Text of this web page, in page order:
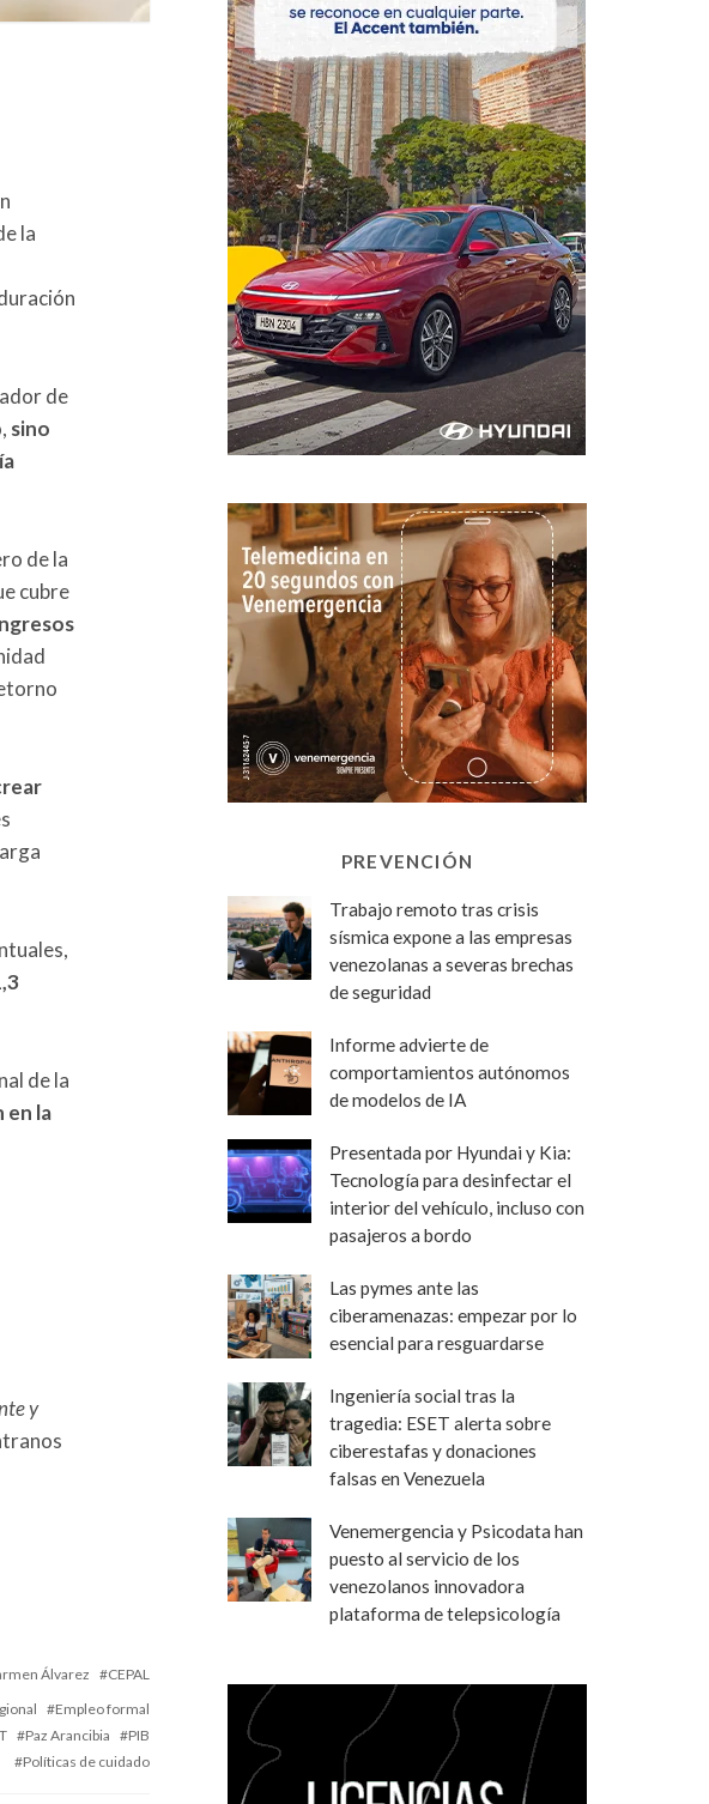
la
de
sino
de la
cubre
de la
en la
y
Álvarez
CEPAL
Empleo formal
Paz Arancibia
PIB
Políticas de cuidado
PREVENCIÓN
Trabajo remoto tras crisis
sísmica expone a las empresas
venezolanas a severas brechas
de seguridad
Informe advierte de
comportamientos autónomos
de modelos de IA
Presentada por Hyundai y Kia:
Tecnología para desinfectar el
interior del vehículo, incluso con
pasajeros a bordo
Las pymes ante las
ciberamenazas: empezar por lo
esencial para resguardarse
Ingeniería social tras la
tragedia: ESET alerta sobre
ciberestafas y donaciones
falsas en Venezuela
Venemergencia y Psicodata han
puesto al servicio de los
venezolanos innovadora
plataforma de telepsicología